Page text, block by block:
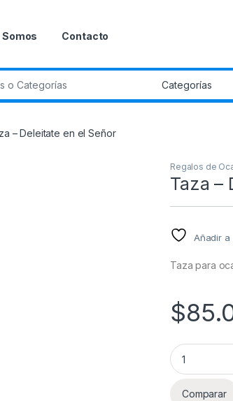
Somos Contacto
– Deleitate en el Señor
Regalos de
Taza –
Añadir a
Taza para
$
Taza -
Comparar